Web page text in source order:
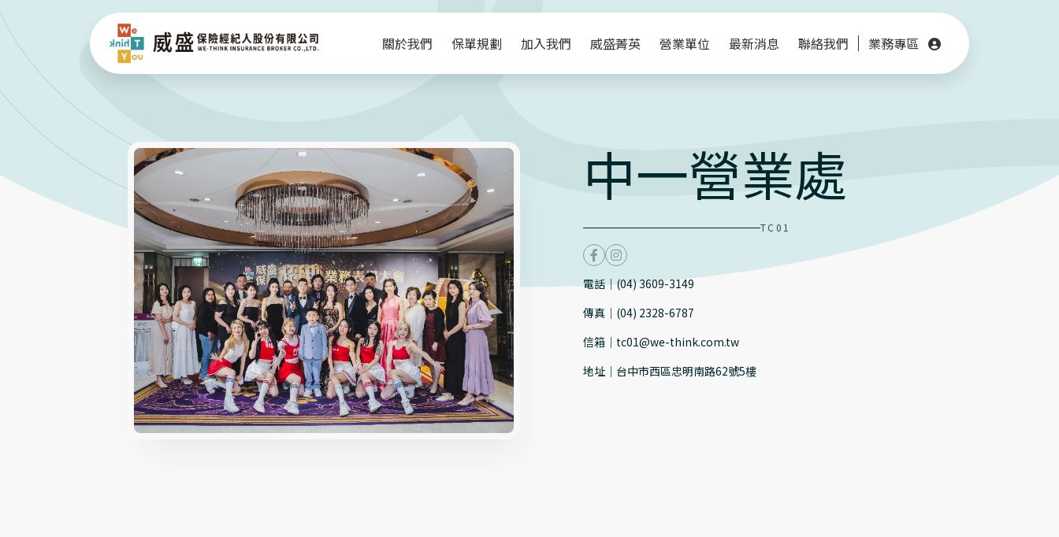
關於我們 保單規劃 加入我們 威盛菁英 營業單位 最新消息 聯絡我們 業務專區
中一營業處
TC01
電話｜(04) 3609-3149
傳真 ｜ (04) 2328-6787
信箱 ｜ tc01@we-think.com.tw
地址 ｜ 台中市西區忠明南路62號5樓